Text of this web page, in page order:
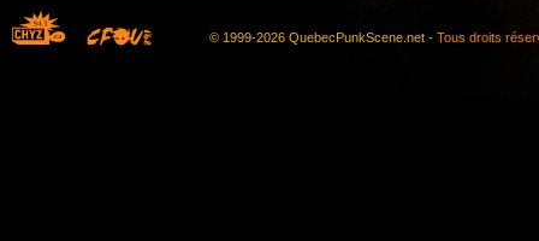
© 1999-2026 QuebecPunkScene.net - Tous droits